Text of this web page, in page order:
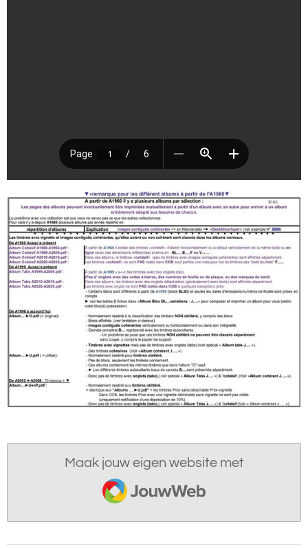
Maak jouw eigen website met
JouwWeb